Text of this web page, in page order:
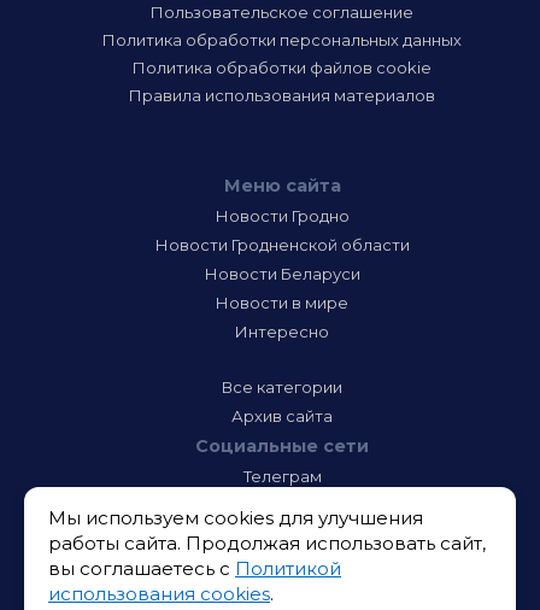
Пользовательское соглашение
Политика обработки персональных данных
Политика обработки файлов cookie
Правила использования материалов
Меню сайта
Новости Гродно
Новости Гродненской области
Новости Беларуси
Новости в мире
Интересно
Все категории
Архив сайта
Социальные сети
Телеграм
Инстаграм
Тик-Ток
Одноклассники
ВК
Мы используем cookies для улучшения
работы сайта. Продолжая использовать сайт,
вы соглашаетесь с Политикой
использования cookies.